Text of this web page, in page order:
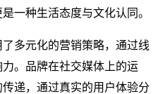
一种生活态度与文化认同。
多元化的营销策略，通过线
力。品牌在社交媒体上的运
递，通过真实的用户体验分